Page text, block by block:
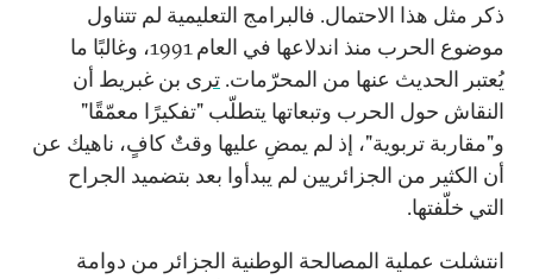
ذكر مثل هذا الاحتمال. فالبرامج التعليمية لم تتناول
موضوع الحرب منذ اندلاعها في العام1991، وغالبًا ما
يُعتبر الحديث عنها من المحرّمات. ترى بن غبريط أن
النقاش حول الحرب وتبعاتها يتطلّب "تفكيرًا معمّقًا"
و"مقاربة تربوية"، إذ لم يمضِ عليها وقتٌ كافٍ، ناهيك عن
أن الكثير من الجزائريين لم يبدأوا بعد بتضميد الجراح
التي خلّفتها.
انتشلت عملية المصالحة الوطنية الجزائر من دوامة